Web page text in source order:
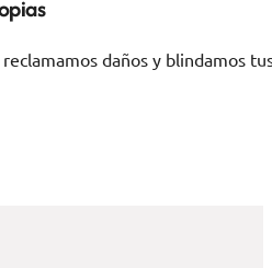
daños y blindamos